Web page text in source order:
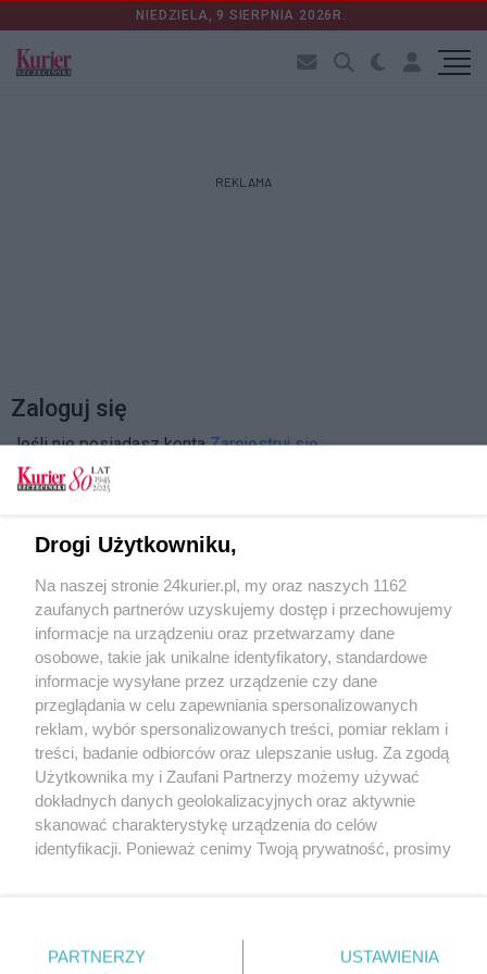
NIEDZIELA, 9 SIERPNIA 2026R.
REKLAMA
Zaloguj się
Jeśli nie posiadasz kontaZarejestruj się
Zapamiętać?
Zaloguj
Zapomniałem hasła
Copyright © 2022 Kurier Szczeciński sp. z o.o.
Drogi Użytkowniku,
Na naszej stronie 24kurier.pl, my oraz naszych 1162
zaufanych partnerów uzyskujemy dostęp i przechowujemy
informacje na urządzeniu oraz przetwarzamy dane
osobowe, takie jak unikalne identyfikatory, standardowe
informacje wysyłane przez urządzenie czy dane
przeglądania w celu zapewniania spersonalizowanych
reklam, wybór spersonalizowanych treści, pomiar reklam i
treści, badanie odbiorców oraz ulepszanie usług. Za zgodą
Użytkownika my i Zaufani Partnerzy możemy używać
dokładnych danych geolokalizacyjnych oraz aktywnie
skanować charakterystykę urządzenia do celów
identyfikacji. Ponieważ cenimy Twoją prywatność, prosimy
prywatności znajdujący się w lewym dolnym rogu strony
. Niektóre rodzaje przetwarzania danych nie wymagają
PARTNERZY USTAWIENIA